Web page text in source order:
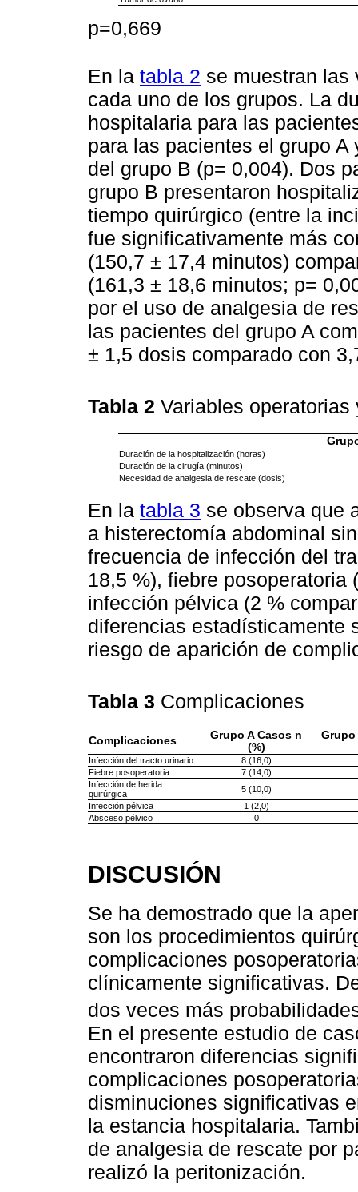
p=0,669
En la tabla 2 se muestran las
cada uno de los grupos. La
hospitalaria para las
para las pacientes el grupo
del grupo B (p= 0,004). Dos
grupo B presentaron
tiempo quirúrgico (entre la
fue significativamente más
(150,7 ± 17,4 minutos)
(161,3 ± 18,6 minutos; p=
por el uso de analgesia de
las pacientes del grupo A
± 1,5 dosis comparado con
Tabla 2 Variables
Duración de la hospitalización (horas)
Duración de la cirugía (minutos)
Necesidad de analgesia de rescate (dosis)
En la tabla 3 se observa que
a histerectomía abdominal
frecuencia de infección del
18,5 %), fiebre posoperatoria
infección pélvica (2 %
diferencias estadísticamente
riesgo de aparición de
Tabla 3 Complicaciones
Complicaciones
Grupo A Casos n
(%)
Grupo
Infección del tracto urinario
8 (16,0)
Fiebre posoperatoria
7 (14,0)
Infección de herida
quirúrgica
5 (10,0)
Infección pélvica
1 (2,0)
Absceso pélvico
0
DISCUSIÓN
Se ha demostrado que la
son los procedimientos
complicaciones
clínicamente significativas.
dos veces más
En el presente estudio de
encontraron diferencias
complicaciones
disminuciones significativas
la estancia hospitalaria.
de analgesia de rescate por
realizó la peritonización.